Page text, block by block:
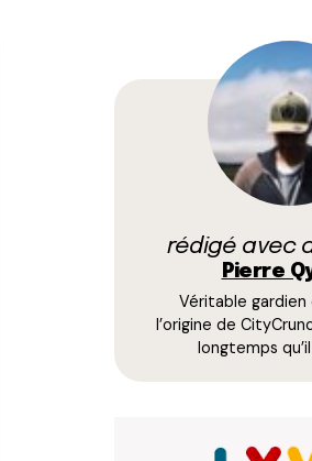
rédigé avec
Pierre
Véritable
l’origine de
longtemps